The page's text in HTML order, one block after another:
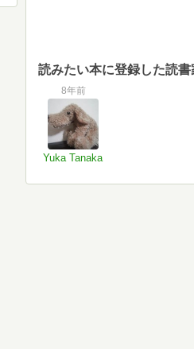
読みたい本に登録した読書
8年前
Yuka Tanaka